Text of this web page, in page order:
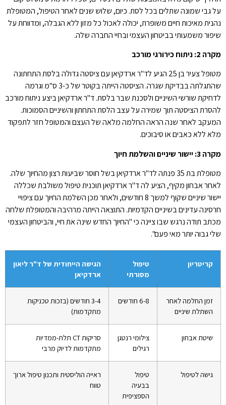
על גבי שמונה שתלים בכל לסת. כיום, שלוש שנים לאחר הטיפול, המטופלת
נהנית מאיכות חיים משופרת, יכולה לאכול כל מזון ללא הגבלה, ומדווחת על
שיפור משמעותי בביטחון העצמי ובחיי החברה שלה.
מקרה 2: ניתוח כירורגי מורכב
מטופל צעיר בן 25 הגיע לד"ר ארדקיאן עם ציסטה גדולה בלסת התחתונה
שהתגלתה בבדיקת שגרה. הציסטה הייתה בקוטר של כ-3 ס"מ וגרמה
לדחיקת שורשי השיניים ולסכנת שבר בלסת. ד"ר ארדקיאן ביצע ניתוח מורכב
להסרת הציסטה תוך שמירה על עצב הלסת התחתון והשיניים הסמוכות.
המעקב לאחר שנה הראה החלמה מלאה של העצם והמטופל חזר לתפקוד
מלא ללא כאבים או סיבוכים.
מקרה 3: יישור שיניים והשלמת חיוך
מטופלת בת 35 פנתה לד"ר ארדקיאן בשל חוסר שביעות רצון מהחיוך שלה.
לאחר אבחון מקיף, הציע לה ד"ר ארדקיאן תוכנית טיפול משולבת שכללה
יישור שיניים שקוף למשך 8 חודשים, ולאחר מכן השלמת החיוך עם ציפויי
חרסינה עדינים בשיניים הקדמיות. התוצאה הייתה מרהיבה והמטופלת שלחה
מכתב תודה נרגש שבו ציינה כי "החיוך החדש שינה את חיי, והביטחון העצמי
שלי גבוה יותר מאי פעם".
קריטריון
טיפול
מסורתי
הגישה הייחודית של ד"ר ליאון
ארדקיאן
זמן החלמה לאחר
השתלת שיניים
6-8 חודשים
3-4 חודשים (בזכות טכניקות
מתקדמות)
שיטת אבחון
צילומי רנטגן
רגילים
סריקות CT תלת-ממדיות
מתקדמות לדיוק מרבי
גישה לטיפול
טיפול
בבעיה
הספציפית
ראייה הוליסטית ותכנון טיפול ארוך
טווח